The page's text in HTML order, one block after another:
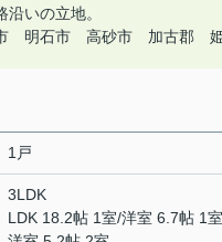
沿いの立地。
明石市 高砂市 加古郡 姫
1戸
3LDK
LDK 18.2帖 1室/洋室 6.7帖 1室